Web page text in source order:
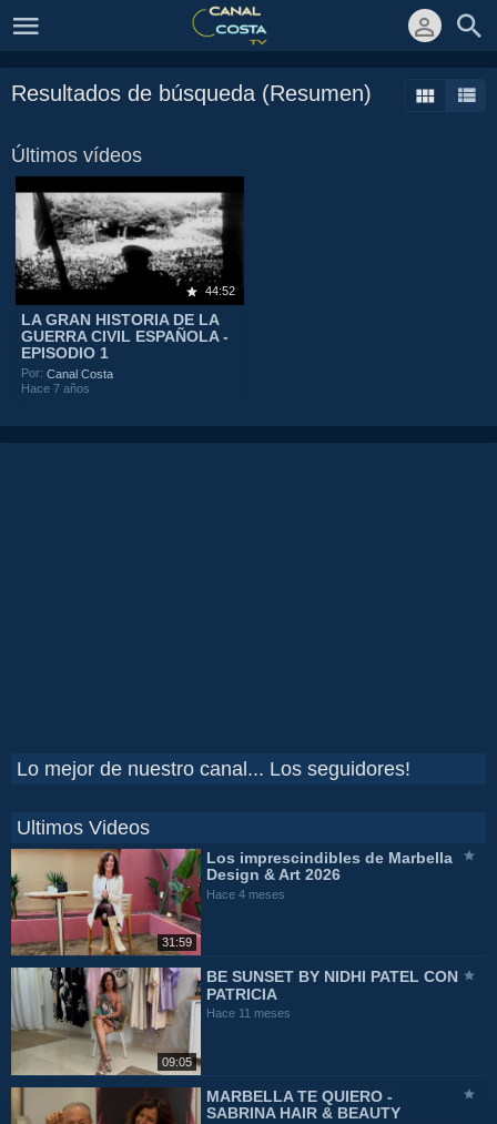
Resultados de búsqueda (Resumen)
Últimos vídeos
44:52
LA GRAN HISTORIA DE LA
GUERRA CIVIL ESPAÑOLA -
EPISODIO 1
Por:Canal Costa
Hace 7 años
Lo mejor de nuestro canal... Los seguidores!
Ultimos Videos
31:59
Los imprescindibles de Marbella
Design & Art 2026
Hace 4 meses
09:05
BE SUNSET BY NIDHI PATEL CON
PATRICIA
Hace 11 meses
MARBELLA TE QUIERO -
SABRINA HAIR & BEAUTY